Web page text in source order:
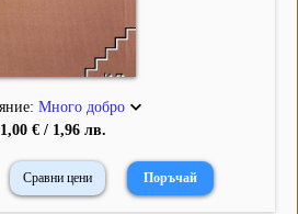
Много добро
1,00 € / 1,96 лв.
Сравни цени